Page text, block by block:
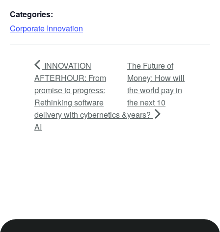
Categories:
Corporate Innovation
INNOVATION
AFTERHOUR: From
promise to progress:
Rethinking software
delivery with cybernetics &
AI
The Future of
Money: How will
the world pay in
the next 10
years?